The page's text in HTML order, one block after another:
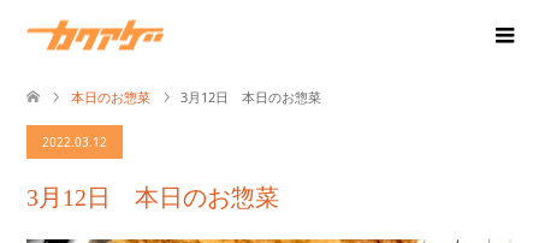
本日のお惣菜 3月12日 本日のお惣菜
2022.03.12
3月12日 本日のお惣菜